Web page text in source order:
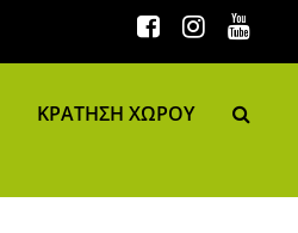
ΚΡΑΤΗΣΗ ΧΩΡΟΥ